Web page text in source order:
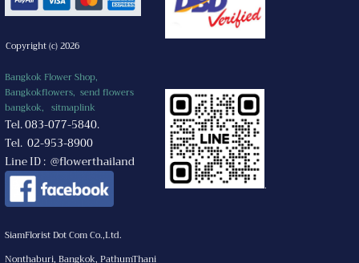
Copyright (c) 2026
Bangkok Flower Shop,
Bangkokflowers, send flowers
bangkok, sitmaplink
Tel. 083-077-5840.
Tel. 02-953-8900
Line ID : @flowerthailand
.
SiamFlorist Dot Com Co.,Ltd.
Nonthaburi, Bangkok, PathumThani